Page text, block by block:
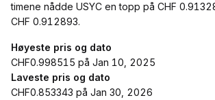
timene nådde USYC en topp på CHF
CHF 0.912893.
Høyeste pris og dato
CHF0.998515 på Jan 10, 2025
Laveste pris og dato
CHF0.853343 på Jan 30, 2026